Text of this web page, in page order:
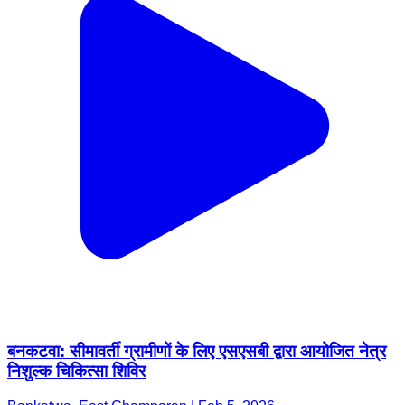
बनकटवा: सीमावर्ती ग्रामीणों के लिए एसएसबी द्वारा आयोजित नेत्र
निशुल्क चिकित्सा शिविर